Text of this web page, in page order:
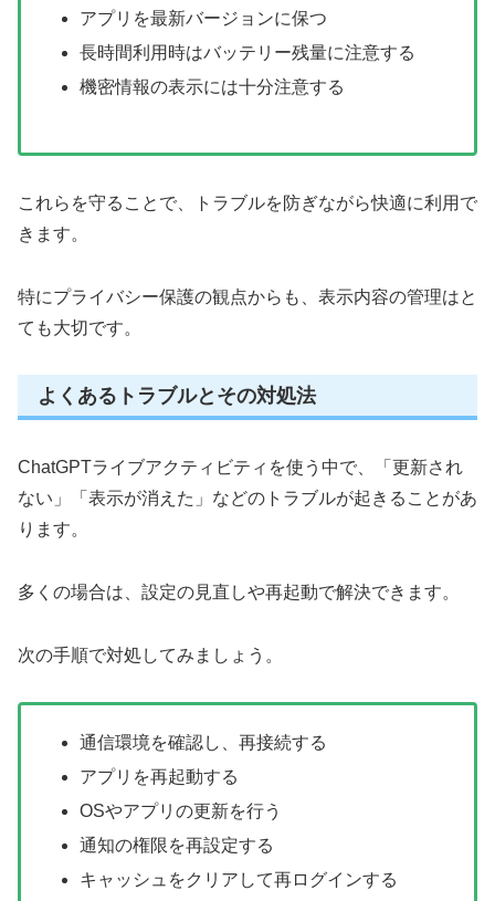
アプリを最新バージョンに保つ
長時間利用時はバッテリー残量に注意する
機密情報の表示には十分注意する
これらを守ることで、トラブルを防ぎながら快適に利用で
きます。
特にプライバシー保護の観点からも、表示内容の管理はと
ても大切です。
よくあるトラブルとその対処法
ChatGPTライブアクティビティを使う中で、「更新され
ない」「表示が消えた」などのトラブルが起きることがあ
ります。
多くの場合は、設定の見直しや再起動で解決できます。
次の手順で対処してみましょう。
通信環境を確認し、再接続する
アプリを再起動する
OSやアプリの更新を行う
通知の権限を再設定する
キャッシュをクリアして再ログインする